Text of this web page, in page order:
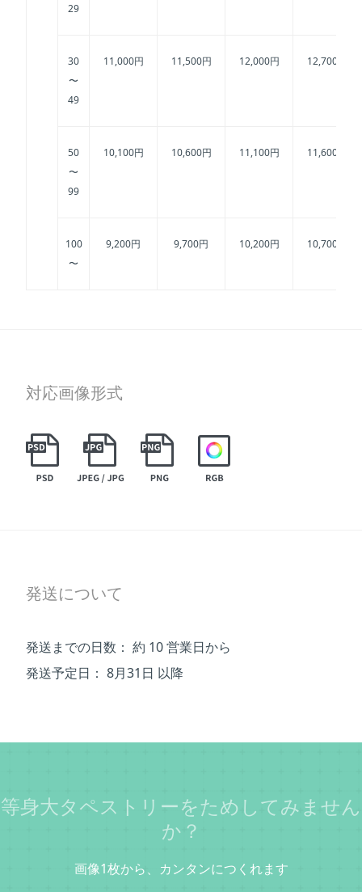
29
30
〜
49
11,000円 11,500円 12,000円 12,700円
50
〜
99
10,100円 10,600円 11,100円 11,600円
100
〜
9,200円 9,700円 10,200円 10,700円
対応画像形式
発送について
発送までの日数： 約 10 営業日から
発送予定日： 8月31日 以降
等身大タペストリーをためしてみません
か？
画像1枚から、カンタンにつくれます